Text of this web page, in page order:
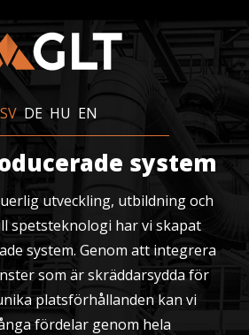
SV DE HU EN
system
utveckling, utbildning och
spetsteknologi har vi skapat
system. Genom att integrera
som är skräddarsydda för
platsförhållanden kan vi
fördelar genom hela